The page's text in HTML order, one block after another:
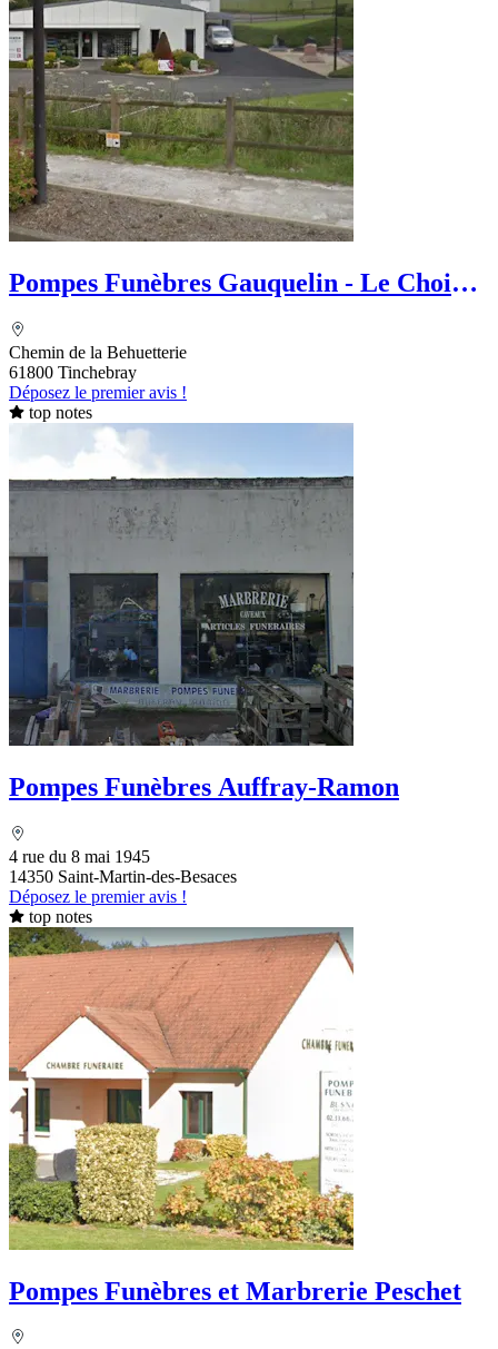
Pompes Funèbres Gauquelin - Le Choix
Chemin de la Behuetterie
61800 Tinchebray
Déposez le premier avis !
top notes
Pompes Funèbres Auffray-Ramon
4 rue du 8 mai 1945
14350 Saint-Martin-des-Besaces
Déposez le premier avis !
top notes
Pompes Funèbres et Marbrerie Peschet